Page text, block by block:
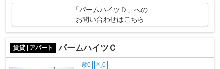
「パームハイツＤ」への
お問い合わせはこちら
賃貸 | アパート パームハイツＣ
敷0 礼0